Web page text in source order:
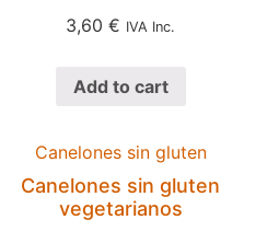
3,60 € IVA Inc.
Add to cart
Canelones sin gluten
Canelones sin gluten
vegetarianos